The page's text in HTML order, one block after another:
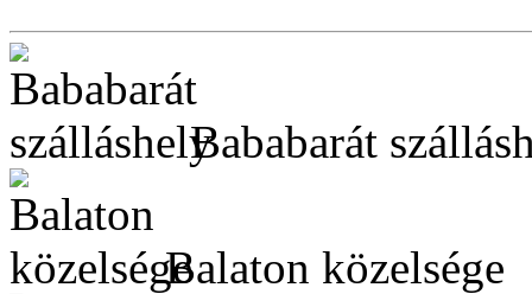
Bababarát
Balaton közelsége